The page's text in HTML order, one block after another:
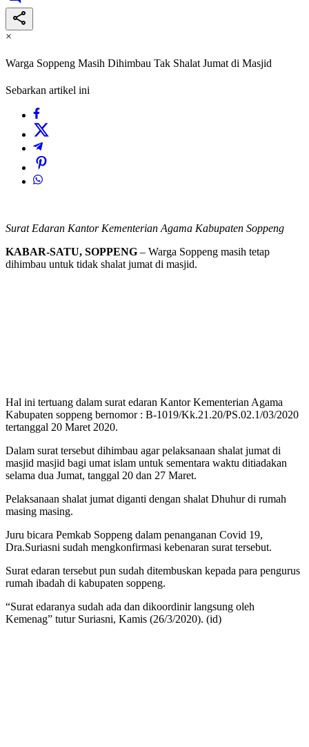
×
Warga Soppeng Masih Dihimbau Tak Shalat Jumat di Masjid
Sebarkan artikel ini
Surat Edaran Kantor Kementerian Agama Kabupaten Soppeng
KABAR-SATU, SOPPENG – Warga Soppeng masih tetap
dihimbau untuk tidak shalat jumat di masjid.
Hal ini tertuang dalam surat edaran Kantor Kementerian Agama
Kabupaten soppeng bernomor : B-1019/Kk.21.20/PS.02.1/03/2020
tertanggal 20 Maret 2020.
Dalam surat tersebut dihimbau agar pelaksanaan shalat jumat di
masjid masjid bagi umat islam untuk sementara waktu ditiadakan
selama dua Jumat, tanggal 20 dan 27 Maret.
Pelaksanaan shalat jumat diganti dengan shalat Dhuhur di rumah
masing masing.
Juru bicara Pemkab Soppeng dalam penanganan Covid 19,
Dra.Suriasni sudah mengkonfirmasi kebenaran surat tersebut.
Surat edaran tersebut pun sudah ditembuskan kepada para pengurus
rumah ibadah di kabupaten soppeng.
“Surat edaranya sudah ada dan dikoordinir langsung oleh
Kemenag” tutur Suriasni, Kamis (26/3/2020). (id)